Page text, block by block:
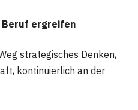
Beruf ergreifen
strategisches Denken,
kontinuierlich an der